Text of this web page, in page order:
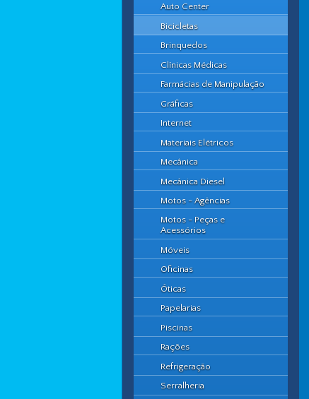
Auto Center
Bicicletas
Brinquedos
Clínicas Médicas
Farmácias de Manipulação
Gráficas
Internet
Materiais Elétricos
Mecânica
Mecânica Diesel
Motos - Agências
Motos - Peças e
Acessórios
Móveis
Oficinas
Óticas
Papelarias
Piscinas
Rações
Refrigeração
Serralheria